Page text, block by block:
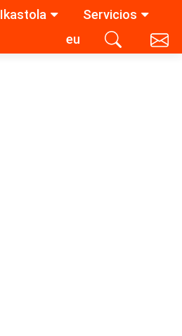
Ikastola
Servicios
eu
Buscar
Contacta con nosotros